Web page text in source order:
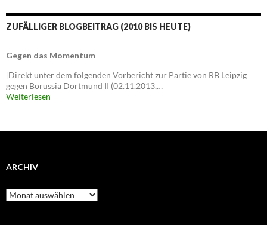
ZUFÄLLIGER BLOGBEITRAG (2010 BIS HEUTE)
Gegen das Momentum
[Direkt unter dem folgenden Vorbericht zur Partie von RB Leipzig
gegen Borussia Dortmund II (02.11.2013,…
Weiterlesen
ARCHIV
Archiv